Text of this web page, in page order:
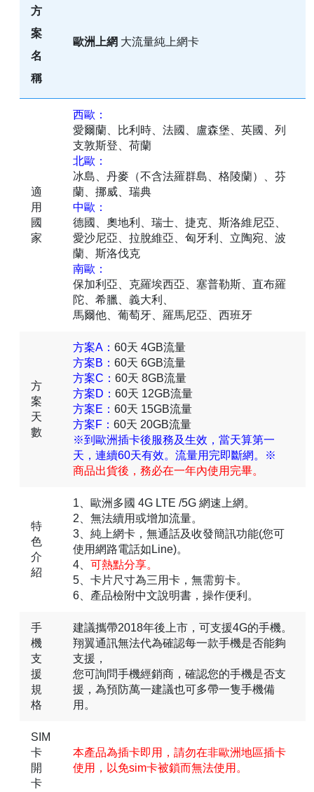
方
案
名
稱
歐洲上網 大流量純上網卡
適
用
國
家
西歐：
愛爾蘭、比利時、法國、盧森堡、英國、列
支敦斯登、荷蘭
北歐：
冰島、丹麥（不含法羅群島、格陵蘭）、芬
蘭、挪威、瑞典
中歐：
德國、奧地利、瑞士、捷克、斯洛維尼亞、
愛沙尼亞、拉脫維亞、匈牙利、立陶宛、波
蘭、斯洛伐克
南歐：
保加利亞、克羅埃西亞、塞普勒斯、直布羅
陀、希臘、義大利、
馬爾他、葡萄牙、羅馬尼亞、西班牙
方
案
天
數
方案A： 60天 4GB流量
方案B： 60天 6GB流量
方案C： 60天 8GB流量
方案D： 60天 12GB流量
方案E： 60天 15GB流量
方案F： 60天 20GB流量
※到歐洲插卡後服務及生效，當天算第一
天，連續60天有效。流量用完即斷網。※
商品出貨後，務必在一年內使用完畢。
特
色
介
紹
1、歐洲多國 4G LTE /5G 網速上網。
2、無法續用或增加流量。
3、純上網卡，無通話及收發簡訊功能(您可
使用網路電話如Line)。
4、 可熱點分享。
5、卡片尺寸為三用卡，無需剪卡。
6、產品檢附中文說明書，操作便利。
手
機
支
援
規
格
建議攜帶2018年後上市，可支援4G的手機。
翔翼通訊無法代為確認每一款手機是否能夠
支援，
您可詢問手機經銷商，確認您的手機是否支
援，為預防萬一建議也可多帶一隻手機備
用。
SIM
卡
開
卡
本產品為插卡即用，請勿在非歐洲地區插卡
使用，以免sim卡被鎖而無法使用。